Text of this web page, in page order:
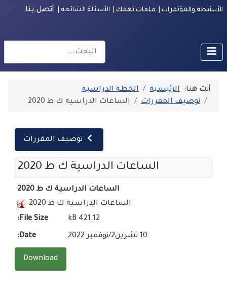
الأنشطة والمؤتمرات ملفات تهمك | الأسئلة الشائعة أتصل بنا
أنت هنا: الرئيسية
الخطة الدراسية
توصيف المقررات
الساعات الدراسية ك ط 2020
توصيف المقررات
الساعات الدراسية ك ط 2020
الساعات الدراسية ك ط 2020
الساعات الدراسية ك ط 2020
File Size:
421.12 kB
Date: 10 تشرين2/نوفمبر 2022